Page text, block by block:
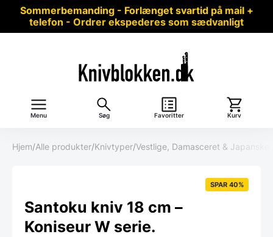
Sommerbemanding - Forlænget svartid på mail +
telefon - Ordrer ekspederes som sædvanligt
Menu Søg Favoritter Kurv
Hjem/Alle produkter/Knivtyper/Vestlige, Damasceret & Japanske
SPAR 40%
Santoku kniv 18 cm –
Koniseur W serie.